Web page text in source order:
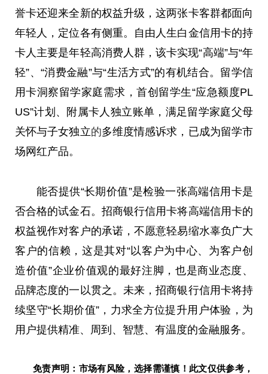
誉卡还迎来全新的权益升级，这两张卡客群都面向
年轻人，定位各有侧重。自由人生白金信用卡的持
卡人主要是年轻高消费人群，该卡实现“高端”与“年
轻”、“消费金融”与“生活方式”的有机结合。留学信
用卡洞察留学家庭需求，首创留学生“应急额度PL
US”计划、附属卡人 独立账单，满足留学家庭父母
关怀与子女独立的多维度情感诉求，已成为留学市
场网红产品。
能否提供“长期价值”是检验一张高端信用卡是
否合格的试金石。招商银行信用卡将高端信用卡的
权益视作对客户的承诺，不愿意轻易缩水辜负广大
客户的信赖，这是其对“以客户为中心、为客户创
造价值”企业价值观的最好注脚，也是商业态度、
品牌态度的一以贯之。未来，招商银行信用卡将持
续坚守“长期价值”，力求全方位提升用户体验，为
用户提供精准、周到、智慧、有温度的金融服务。
免责声明：市场有风险，选择需谨慎！此文仅供参考，